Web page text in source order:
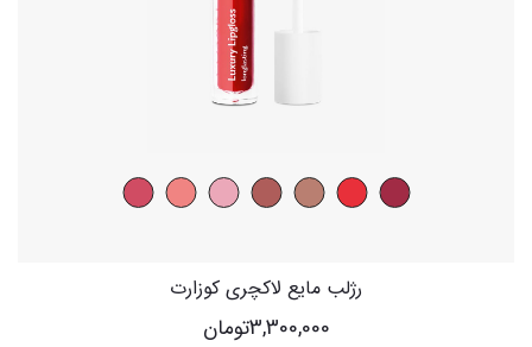
رژلب مایع لاکچری کوزارت
3,300,000تومان